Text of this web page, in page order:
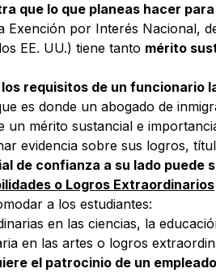
que lo que planeas hacer
Exención por Interés Nacional,
EE. UU.) tiene tanto mérito
requisitos de un
es donde un abogado de
mérito sustancial e
evidencia sobre sus logros,
de confianza a su lado puede
o Logros Extraordinarios
a los estudiantes:
en las ciencias, la
en las artes o logros
el patrocinio de un